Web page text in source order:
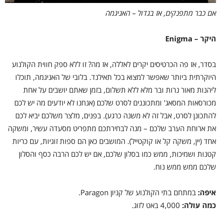
אם כבר מתפנקים, אז בגדול – האניגמה
היקר – Enigma
בסדר, אז פה הכרטיסים יקרים לאללה, אז מה? זו ללא ספק חווית הקולנוע
היוקרתית ביותר שאפשר למצוא בכל תאילנד. בלובי של האניגמה, תוכלו
ליהנות מאור נרות ובר מלא ללא תשלום, בזמן שאתם יושבים על אחת
מכורסאות המסאג' ומתכוננים לסרט שלכם (אנחנו לא יודעים מה יש לכם
להתכונן לסרט, אבל זה לא משנה כרגע). בפנים, מלצר משלכם יביא לכם
את ארוחת הערב שלכם – מנה לבחירתכם מתפריט מסעדה עשיר, ומשקה
אחד (יין, משקה קל או קוקטייל). המושבים כאן הם ספות זוגיות, עם כריות
קטנות ושמיכות, ממש כמו בסלון שלכם, אם יש לכם הרבה כסף והסלון
שלכם ממש ממש נוח.
איפה: במתחם בתי הקולנוע של קניון Paragon.
כמה עולה: 4,000 באט לזוג.